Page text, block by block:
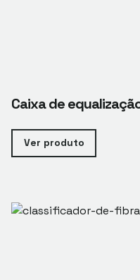
Caixa de
Ver produto